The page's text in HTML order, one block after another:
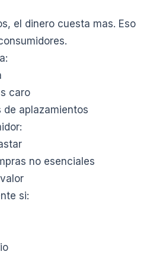
el dinero cuesta mas. Eso
caro
de aplazamientos
no esenciales
si: